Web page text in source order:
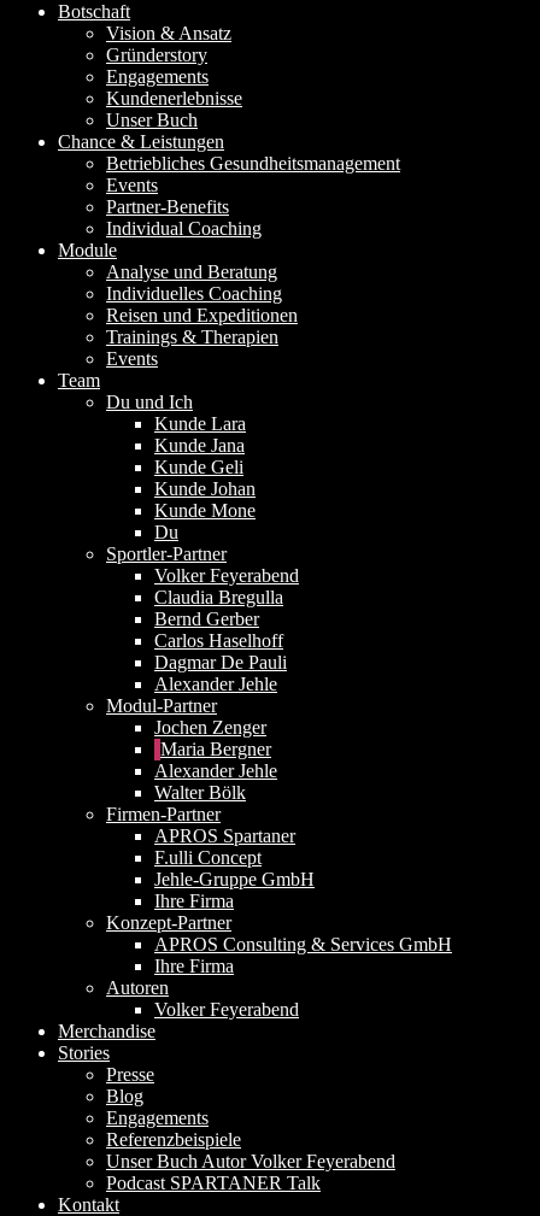
Botschaft
Vision & Ansatz
Gründerstory
Engagements
Kundenerlebnisse
Unser Buch
Chance & Leistungen
Betriebliches Gesundheitsmanagement
Events
Partner-Benefits
Individual Coaching
Module
Analyse und Beratung
Individuelles Coaching
Reisen und Expeditionen
Trainings & Therapien
Events
Team
Du und Ich
Kunde Lara
Kunde Jana
Kunde Geli
Kunde Johan
Kunde Mone
Du
Sportler-Partner
Volker Feyerabend
Claudia Bregulla
Bernd Gerber
Carlos Haselhoff
Dagmar De Pauli
Alexander Jehle
Modul-Partner
Jochen Zenger
Maria Bergner
Alexander Jehle
Walter Bölk
Firmen-Partner
APROS Spartaner
F.ulli Concept
Jehle-Gruppe GmbH
Ihre Firma
Konzept-Partner
APROS Consulting & Services GmbH
Ihre Firma
Autoren
Volker Feyerabend
Merchandise
Stories
Presse
Blog
Engagements
Referenzbeispiele
Unser Buch Autor Volker Feyerabend
Podcast SPARTANER Talk
Kontakt